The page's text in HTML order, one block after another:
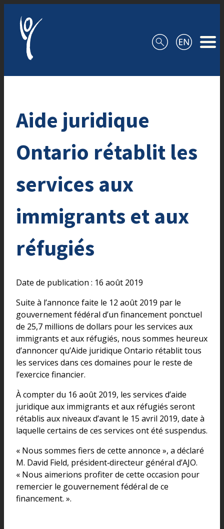
Aide juridique
Ontario rétablit les
services aux
immigrants et aux
réfugiés
Date de publication : 16 août 2019
Suite à l’annonce faite le 12 août 2019 par le
gouvernement fédéral d’un financement ponctuel
de 25,7 millions de dollars pour les services aux
immigrants et aux réfugiés, nous sommes heureux
d’annoncer qu’Aide juridique Ontario rétablit tous
les services dans ces domaines pour le reste de
l’exercice financier.
À compter du 16 août 2019, les services d’aide
juridique aux immigrants et aux réfugiés seront
rétablis aux niveaux d’avant le 15 avril 2019, date à
laquelle certains de ces services ont été suspendus.
« Nous sommes fiers de cette annonce », a déclaré
M. David Field, président‑directeur général d’AJO.
« Nous aimerions profiter de cette occasion pour
remercier le gouvernement fédéral de ce
financement. ».